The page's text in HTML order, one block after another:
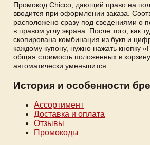
Промокод Chicco, дающий право на
вводится при оформлении заказа.
расположено сразу под сведениями о
в правом углу экрана. После того, как
скопирована комбинация из букв и
каждому купону, нужно нажать кнопку
общая стоимость положенных в
автоматически уменьшится.
История и особенности
Ассортимент
Доставка и оплата
Отзывы
Промокоды